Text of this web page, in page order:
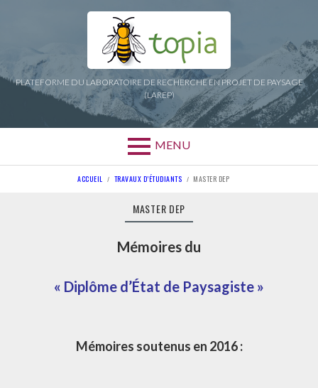
PLATEFORME DU LABORATOIRE DE RECHERCHE EN PROJET DE PAYSAGE
(LAREP)
MENU
ACCUEIL TRAVAUX D’ÉTUDIANTS MASTER DEP
MASTER DEP
Mémoires du
« Diplôme d’État de Paysagiste »
Mémoires soutenus en 2016 :